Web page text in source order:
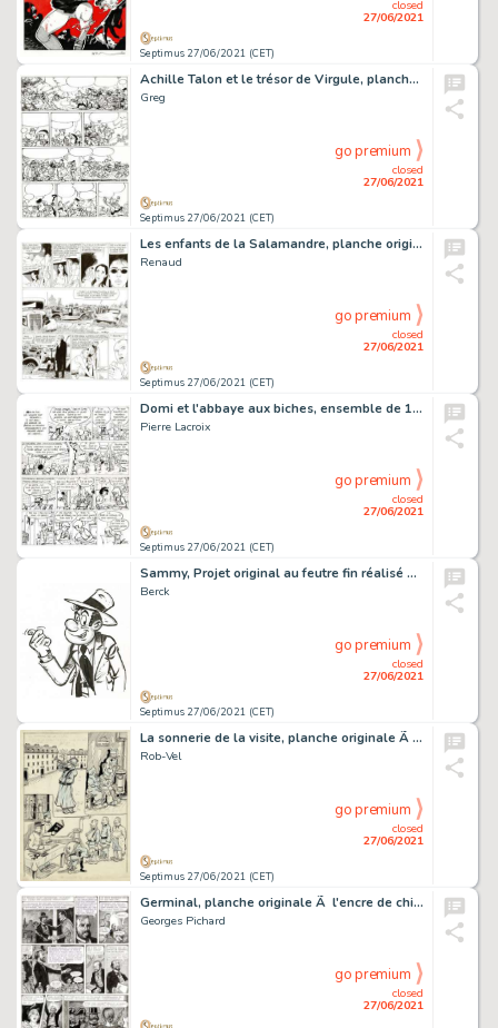
Septimus 27/06/2021 (CET)
closed
27/06/2021
Achille Talon et le trésor de Virgule, planche originale…
Greg
Septimus 27/06/2021 (CET)
closed
27/06/2021
go premium
Les enfants de la Salamandre, planche originale Ã …
Renaud
Septimus 27/06/2021 (CET)
closed
27/06/2021
go premium
Domi et l'abbaye aux biches, ensemble de 10 planches…
Pierre Lacroix
Septimus 27/06/2021 (CET)
closed
27/06/2021
go premium
Sammy, Projet original au feutre fin réalisé pour le…
Berck
Septimus 27/06/2021 (CET)
closed
27/06/2021
go premium
La sonnerie de la visite, planche originale Ã l'encre…
Rob-Vel
Septimus 27/06/2021 (CET)
closed
27/06/2021
go premium
Germinal, planche originale Ã l'encre de chine.…
Georges Pichard
closed
27/06/2021
go premium